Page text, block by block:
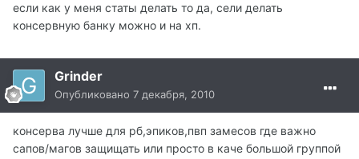
если как у меня статы делать то да, сели делать
консервную банку можно и на хп.
Grinder
Опубликовано 7 декабря, 2010
консерва лучше для рб,эпиков,пвп замесов где важно
сапов/магов защищать или просто в каче большой группой